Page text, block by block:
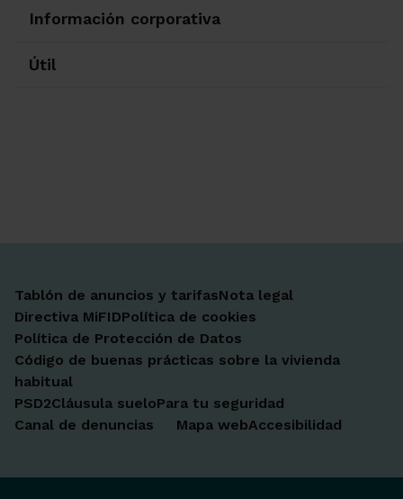
Información corporativa
Útil
Tablón de anuncios y tarifasNota legal
Directiva MiFIDPolítica de cookies
Política de Protección de Datos
Código de buenas prácticas sobre la vivienda
habitual
PSD2Cláusula sueloPara tu seguridad
Canal de denuncias
Mapa webAccesibilidad